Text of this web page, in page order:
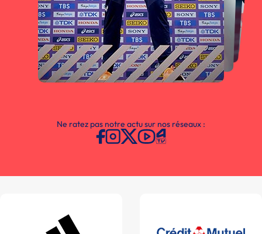
Ne ratez pas notre actu sur nos réseaux :